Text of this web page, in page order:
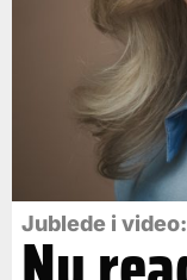
Jublede i video: